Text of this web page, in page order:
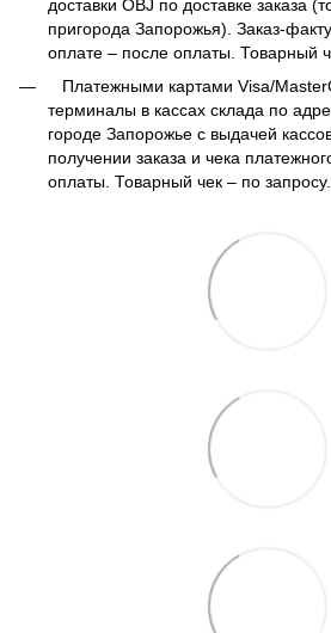
доставки OBJ по доставке заказа
пригорода Запорожья). Заказ-
оплате – после оплаты. Товарный
Платежными картами Visa/
терминалы в кассах склада по
городе Запорожье с выдачей
получении заказа и чека
оплаты. Товарный чек – по запросу.